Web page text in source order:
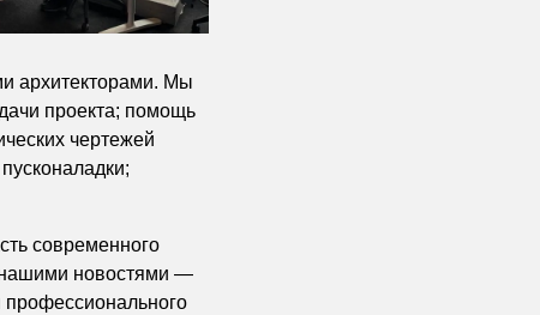
архитекторами. Мы
проекта; помощь
чертежей
современного
нашими новостями —